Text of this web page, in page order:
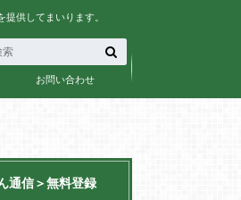
供してまいります。
お問い合わせ
通信＞無料登録